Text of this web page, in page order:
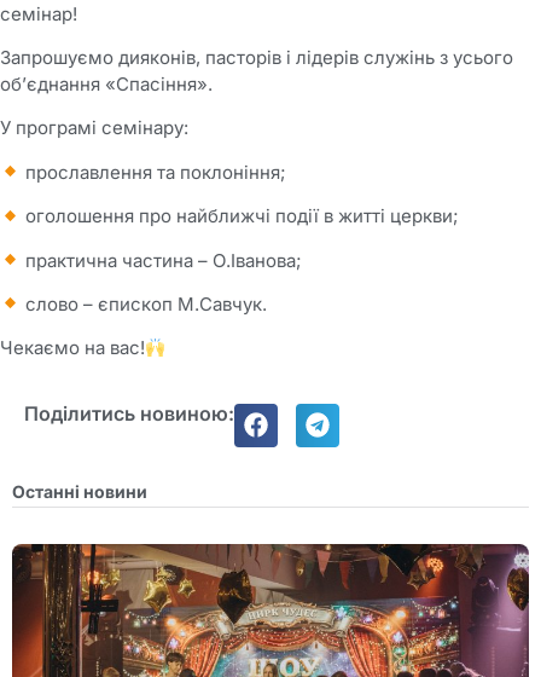
семінар!
Запрошуємо дияконів, пасторів і лідерів служінь з усього
об’єднання «Спасіння».
У програмі семінару:
прославлення та поклоніння;
оголошення про найближчі події в житті церкви;
практична частина – О.Іванова;
слово – єпископ М.Савчук.
Чекаємо на вас!
Поділитись новиною:
Останні новини